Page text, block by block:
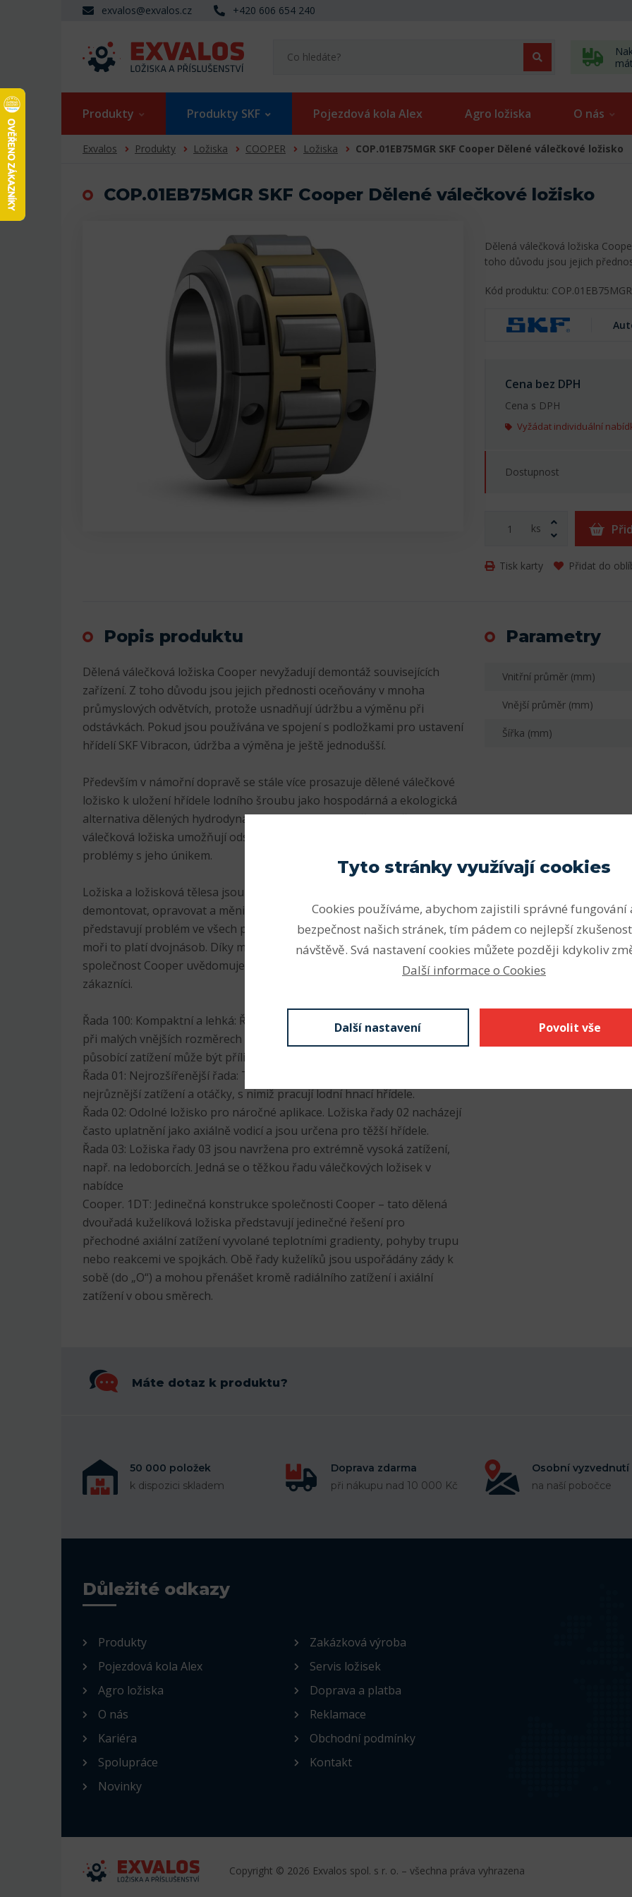
exvalos@exvalos.cz +420 606 654 240
Produkty Produkty SKF Pojezdová kola Alex Agro ložiska O nás
Exvalos Produkty Ložiska COOPER Ložiska COP.01EB75MGR SKF Cooper Dělené válečkové ložisko
COP.01EB75MGR SKF Cooper Dělené válečkové ložisko
Dělená válečková ložiska
toho důvodu jsou jejich
Kód produktu: COP.01EB75MGR
Cena bez DPH
Cena s DPH
Vyžádat individuální
Dostupnost
ks
Tisk karty Přidat do
Popis produktu
Dělená válečková ložiska Cooper nevyžadují demontáž souvisejících
zařízení. Z toho důvodu jsou jejich přednosti oceňovány v mnoha
průmyslových odvětvích, protože usnadňují údržbu a výměnu při
odstávkách. Pokud jsou používána ve spojení s podložkami pro ustavení
hřídelí SKF Vibracon, údržba a výměna je ještě jednodušší.
Především v námořní dopravě se stále více prosazuje dělené válečkové
ložisko k uložení hřídele lodního šroubu jako hospodárná a ekologická
alternativa dělených hydrodynamických a kluzných ložisek. Dělená
válečková ložiska umožňují odstranit složité systémy s oběhem oleje i
problémy s jeho únikem.
Ložiska a ložisková tělesa jsou navíc rozebíratelná, a proto lze ložisko
demontovat, opravovat a měnit bez demontáže hnací hřídele. Odstávky
představují problém ve všech průmyslových odvětvích – a pro loď na
moři to platí dvojnásob. Díky mnohaletému působení v tomto odvětví si
společnost Cooper uvědomuje, jaké problémy a požadavky mají
zákazníci.
Řada 100: Kompaktní a lehká: Řada 100 se vyznačuje vysokou únosností
při malých vnějších rozměrech a je navržena přímo pro aplikace, v nichž
působící zatížení může být příliš nízké pro ložiska jiných řad.
Řada 01: Nejrozšířenější řada: Tyto odolné jednotky jsou vhodné pro
nejrůznější zatížení a otáčky, s nimiž pracují lodní hnací hřídele.
Řada 02: Odolné ložisko pro náročné aplikace. Ložiska řady 02 nacházejí
často uplatnění jako axiálně vodicí a jsou určena pro těžší hřídele.
Řada 03: Ložiska řady 03 jsou navržena pro extrémně vysoká zatížení,
např. na ledoborcích. Jedná se o těžkou řadu válečkových ložisek v
nabídce
Cooper. 1DT: Jedinečná konstrukce společnosti Cooper – tato dělená
dvouřadá kuželíková ložiska představují jedinečné řešení pro
přechodné axiální zatížení vyvolané teplotními gradienty, pohyby trupu
nebo reakcemi ve spojkách. Obě řady kuželíků jsou uspořádány zády k
sobě (do „O“) a mohou přenášet kromě radiálního zatížení i axiální
zatížení v obou směrech.
Parametry
Vnitřní průměr (mm)
Vnější průměr (mm)
Šířka (mm)
Máte dotaz k produktu?
50 000 položek
k dispozici skladem
Doprava zdarma
při nákupu nad 10 000 Kč
Osobní vyzvednutí
na naší pobočce
Důležité odkazy
Produkty
Pojezdová kola Alex
Agro ložiska
O nás
Kariéra
Spolupráce
Novinky
Zakázková výroba
Servis ložisek
Doprava a platba
Reklamace
Obchodní podmínky
Kontakt
Copyright © 2026 Exvalos spol. s r. o. – všechna práva vyhrazena
Tyto stránky využívají cookies
Cookies používáme, abychom zajistili správné fungování
bezpečnost našich stránek, tím pádem co nejlepší
návštěvě. Svá nastavení cookies můžete později kdykoliv
Další informace o Cookies
Další nastavení Povolit vše